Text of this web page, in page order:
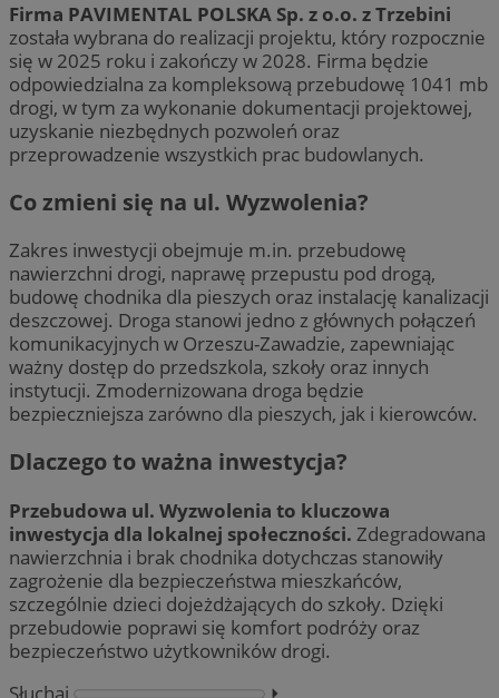
Firma PAVIMENTAL POLSKA Sp. z o.o. z Trzebini
została wybrana do realizacji projektu, który rozpocznie
się w 2025 roku i zakończy w 2028. Firma będzie
odpowiedzialna za kompleksową przebudowę 1041 mb
drogi, w tym za wykonanie dokumentacji projektowej,
uzyskanie niezbędnych pozwoleń oraz
przeprowadzenie wszystkich prac budowlanych.
Co zmieni się na ul. Wyzwolenia?
Zakres inwestycji obejmuje m.in. przebudowę
nawierzchni drogi, naprawę przepustu pod drogą,
budowę chodnika dla pieszych oraz instalację kanalizacji
deszczowej. Droga stanowi jedno z głównych połączeń
komunikacyjnych w Orzeszu-Zawadzie, zapewniając
ważny dostęp do przedszkola, szkoły oraz innych
instytucji. Zmodernizowana droga będzie
bezpieczniejsza zarówno dla pieszych, jak i kierowców.
Dlaczego to ważna inwestycja?
Przebudowa ul. Wyzwolenia to kluczowa
inwestycja dla lokalnej społeczności. Zdegradowana
nawierzchnia i brak chodnika dotychczas stanowiły
zagrożenie dla bezpieczeństwa mieszkańców,
szczególnie dzieci dojeżdżających do szkoły. Dzięki
przebudowie poprawi się komfort podróży oraz
bezpieczeństwo użytkowników drogi.
Słuchaj
⏵︎